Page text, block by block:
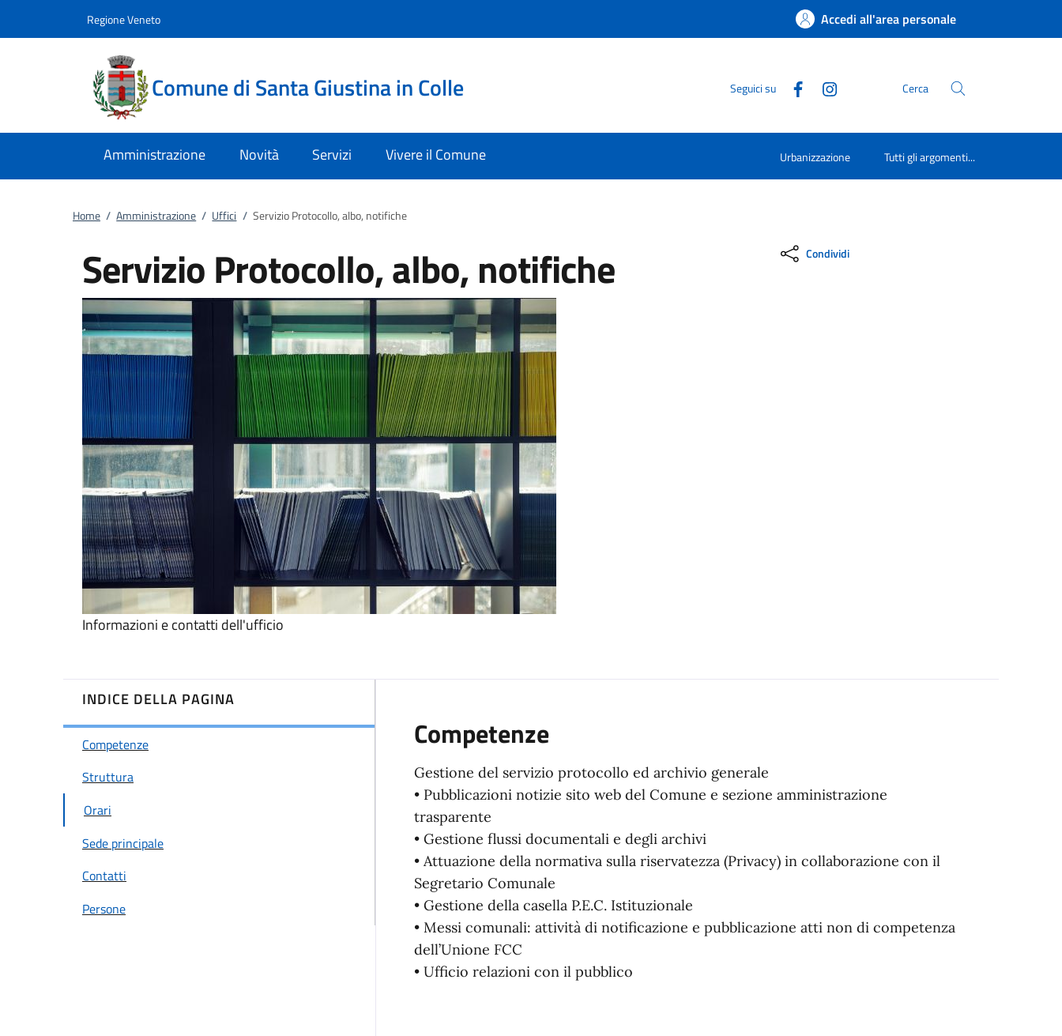
Regione Veneto Accedi all'area personale
Comune di Santa Giustina in Colle Seguici su Cerca
Amministrazione Novità Servizi Vivere il Comune Urbanizzazione Tutti gli argomenti...
Home / Amministrazione / Uffici / Servizio Protocollo, albo, notifiche
Servizio Protocollo, albo, notifiche
Informazioni e contatti dell'ufficio
Condividi
INDICE DELLA PAGINA
Competenze
Struttura
Orari
Sede principale
Contatti
Persone
Competenze
Gestione del servizio protocollo ed archivio generale
• Pubblicazioni notizie sito web del Comune e sezione amministrazione
trasparente
• Gestione flussi documentali e degli archivi
• Attuazione della normativa sulla riservatezza (Privacy) in collaborazione con il
Segretario Comunale
• Gestione della casella P.E.C. Istituzionale
• Messi comunali: attività di notificazione e pubblicazione atti non di competenza
dell’Unione FCC
• Ufficio relazioni con il pubblico